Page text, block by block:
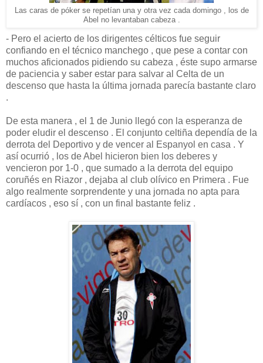
Las caras de póker se repetían una y otra vez cada domingo , los de
Abel no levantaban cabeza .
- Pero el acierto de los dirigentes célticos fue seguir
confiando en el técnico manchego , que pese a contar con
muchos aficionados pidiendo su cabeza , éste supo armarse
de paciencia y saber estar para salvar al Celta de un
descenso que hasta la última jornada parecía bastante claro
.
De esta manera , el 1 de Junio llegó con la esperanza de
poder eludir el descenso . El conjunto celtiña dependía de la
derrota del Deportivo y de vencer al Espanyol en casa . Y
así ocurrió , los de Abel hicieron bien los deberes y
vencieron por 1-0 , que sumado a la derrota del equipo
coruñés en Riazor , dejaba al club olívico en Primera . Fue
algo realmente sorprendente y una jornada no apta para
cardíacos , eso sí , con un final bastante feliz .